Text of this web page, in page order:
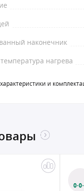
наконечник
нагрева
и